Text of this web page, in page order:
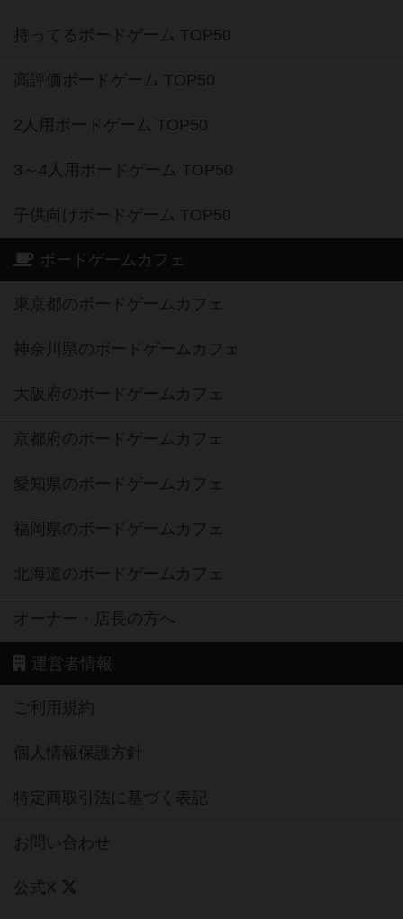
持ってるボードゲーム TOP50
高評価ボードゲーム TOP50
2人用ボードゲーム TOP50
3～4人用ボードゲーム TOP50
子供向けボードゲーム TOP50
ボードゲームカフェ
東京都のボードゲームカフェ
神奈川県のボードゲームカフェ
大阪府のボードゲームカフェ
京都府のボードゲームカフェ
愛知県のボードゲームカフェ
福岡県のボードゲームカフェ
北海道のボードゲームカフェ
オーナー・店長の方へ
運営者情報
ご利用規約
個人情報保護方針
特定商取引法に基づく表記
お問い合わせ
公式X